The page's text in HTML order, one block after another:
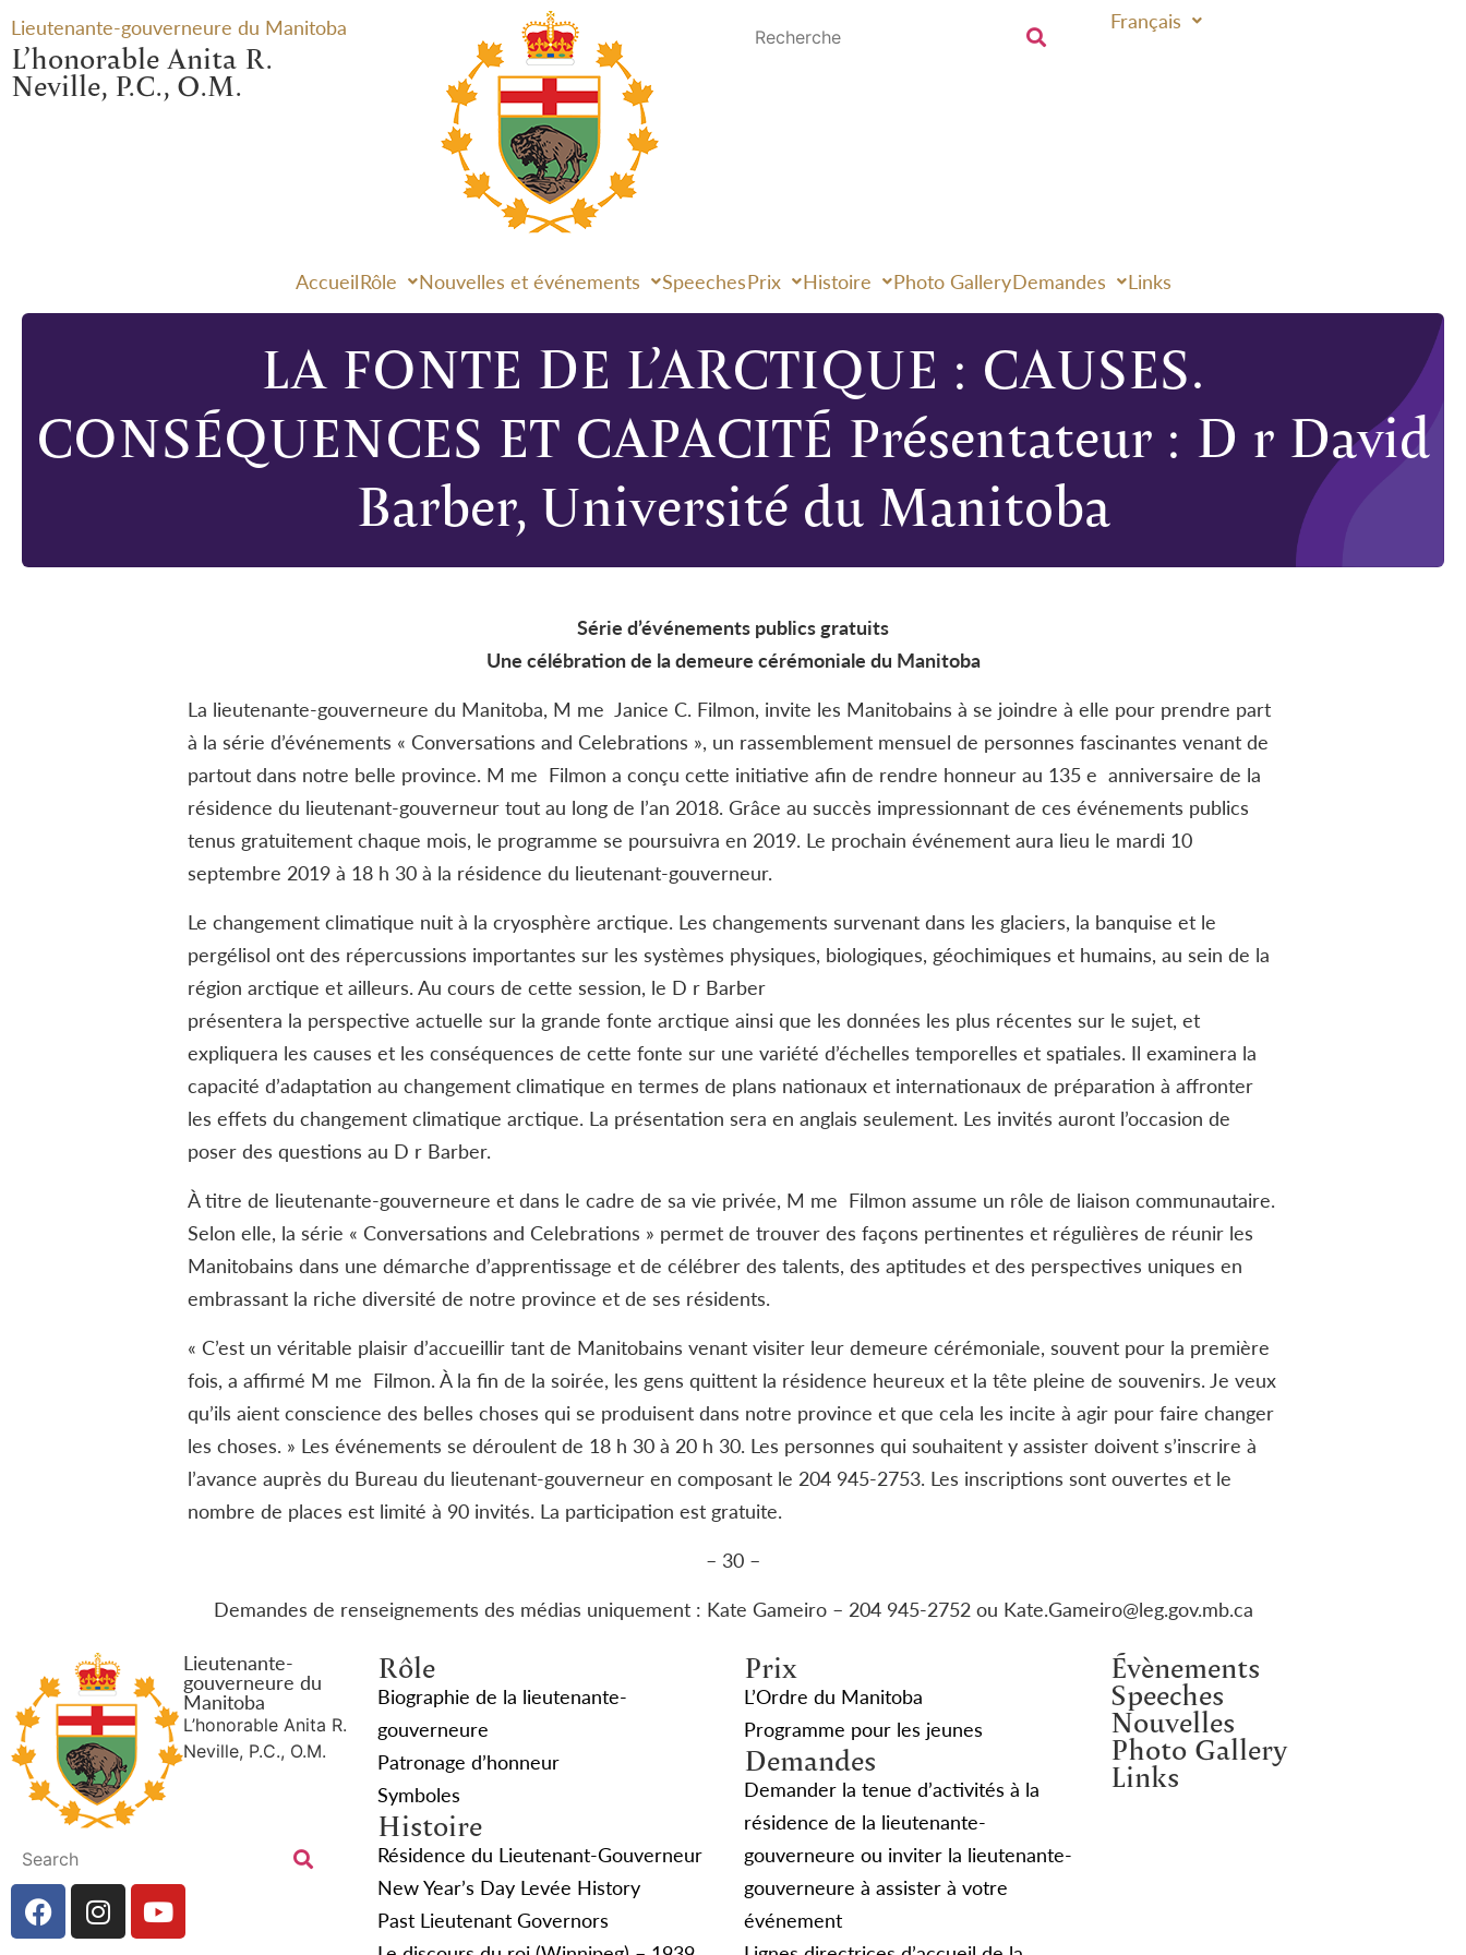
Lieutenante-gouverneure du Manitoba
L’honorable Anita R.
Neville, P.C., O.M.
Français
AccueilRôle Nouvelles et événements SpeechesPrix Histoire Photo GalleryDemandes Links
LA FONTE DE L’ARCTIQUE : CAUSES.
CONSÉQUENCES ET CAPACITÉ Présentateur : D r David
Barber, Université du Manitoba
Série d’événements publics gratuits
Une célébration de la demeure cérémoniale du Manitoba
La lieutenante-gouverneure du Manitoba, M me Janice C. Filmon, invite les Manitobains à se joindre à elle pour prendre part
à la série d’événements « Conversations and Celebrations », un rassemblement mensuel de personnes fascinantes venant de
partout dans notre belle province. M me Filmon a conçu cette initiative afin de rendre honneur au 135 e anniversaire de la
résidence du lieutenant-gouverneur tout au long de l’an 2018. Grâce au succès impressionnant de ces événements publics
tenus gratuitement chaque mois, le programme se poursuivra en 2019. Le prochain événement aura lieu le mardi 10
septembre 2019 à 18 h 30 à la résidence du lieutenant-gouverneur.
Le changement climatique nuit à la cryosphère arctique. Les changements survenant dans les glaciers, la banquise et le
pergélisol ont des répercussions importantes sur les systèmes physiques, biologiques, géochimiques et humains, au sein de la
région arctique et ailleurs. Au cours de cette session, le D r Barber
présentera la perspective actuelle sur la grande fonte arctique ainsi que les données les plus récentes sur le sujet, et
expliquera les causes et les conséquences de cette fonte sur une variété d’échelles temporelles et spatiales. Il examinera la
capacité d’adaptation au changement climatique en termes de plans nationaux et internationaux de préparation à affronter
les effets du changement climatique arctique. La présentation sera en anglais seulement. Les invités auront l’occasion de
poser des questions au D r Barber.
À titre de lieutenante-gouverneure et dans le cadre de sa vie privée, M me Filmon assume un rôle de liaison communautaire.
Selon elle, la série « Conversations and Celebrations » permet de trouver des façons pertinentes et régulières de réunir les
Manitobains dans une démarche d’apprentissage et de célébrer des talents, des aptitudes et des perspectives uniques en
embrassant la riche diversité de notre province et de ses résidents.
« C’est un véritable plaisir d’accueillir tant de Manitobains venant visiter leur demeure cérémoniale, souvent pour la première
fois, a affirmé M me Filmon. À la fin de la soirée, les gens quittent la résidence heureux et la tête pleine de souvenirs. Je veux
qu’ils aient conscience des belles choses qui se produisent dans notre province et que cela les incite à agir pour faire changer
les choses. » Les événements se déroulent de 18 h 30 à 20 h 30. Les personnes qui souhaitent y assister doivent s’inscrire à
l’avance auprès du Bureau du lieutenant-gouverneur en composant le 204 945-2753. Les inscriptions sont ouvertes et le
nombre de places est limité à 90 invités. La participation est gratuite.
– 30 –
Demandes de renseignements des médias uniquement : Kate Gameiro – 204 945-2752 ou Kate.Gameiro@leg.gov.mb.ca
Lieutenante-
gouverneure du
Manitoba
L’honorable Anita R.
Neville, P.C., O.M.
Rôle
Biographie de la lieutenante-
gouverneure
Patronage d’honneur
Symboles
Histoire
Résidence du Lieutenant-Gouverneur
New Year’s Day Levée History
Past Lieutenant Governors
Prix
L’Ordre du Manitoba
Programme pour les jeunes
Demandes
Demander la tenue d’activités à la
résidence de la lieutenante-
gouverneure ou inviter la lieutenante-
gouverneure à assister à votre
événement
Évènements
Speeches
Nouvelles
Photo Gallery
Links